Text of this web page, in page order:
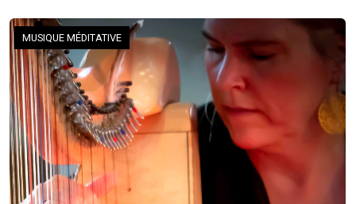
MUSIQUE MÉDITATIVE